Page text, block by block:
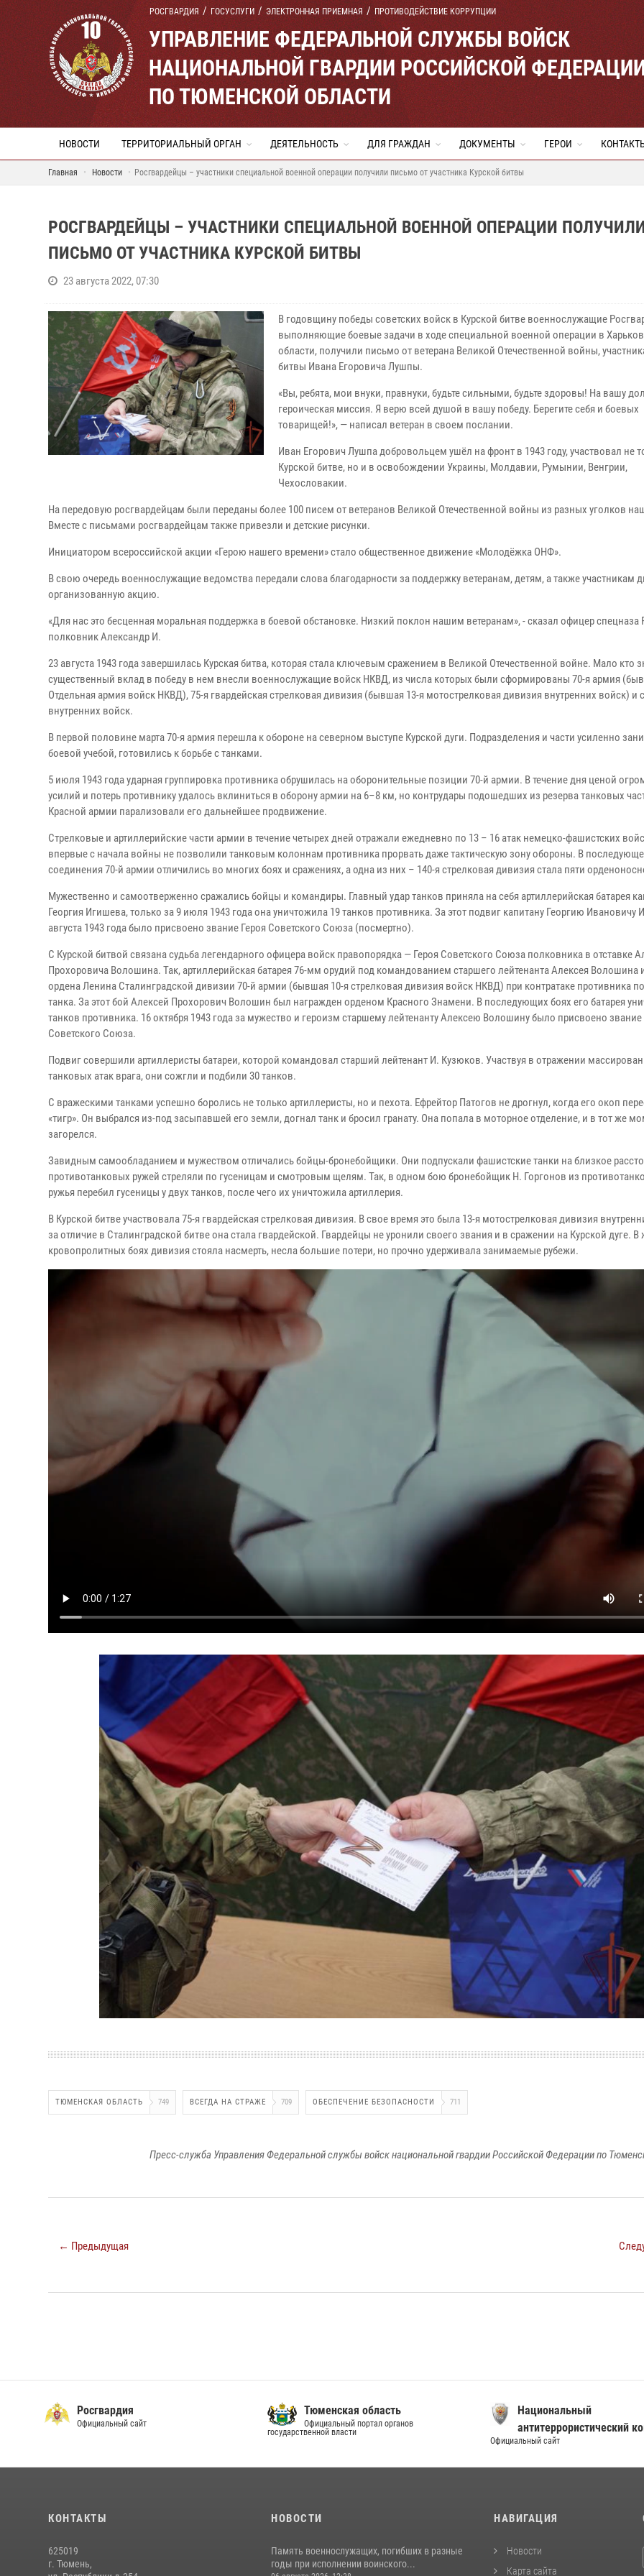
РОСГВАРДИЯ ГОСУСЛУГИ ЭЛЕКТРОННАЯ ПРИЕМНАЯ ПРОТИВОДЕЙСТВИЕ КОРРУПЦИИ
УПРАВЛЕНИЕ ФЕДЕРАЛЬНОЙ СЛУЖБЫ ВОЙСК
НАЦИОНАЛЬНОЙ ГВАРДИИ РОССИЙСКОЙ
ПО ТЮМЕНСКОЙ ОБЛАСТИ
НОВОСТИ ТЕРРИТОРИАЛЬНЫЙ ОРГАН ДЕЯТЕЛЬНОСТЬ ДЛЯ ГРАЖДАН ДОКУМЕНТЫ ГЕРОИ
Главная Новости Росгвардейцы – участники специальной военной операции получили письмо от участника Курской битвы
РОСГВАРДЕЙЦЫ – УЧАСТНИКИ СПЕЦИАЛЬНОЙ ВОЕННОЙ ОПЕРАЦИИ
ПИСЬМО ОТ УЧАСТНИКА КУРСКОЙ БИТВЫ
23 августа 2022, 07:30
В годовщину победы советских войск в Курской битве военнослужащие
выполняющие боевые задачи в ходе специальной военной операции в
области, получили письмо от ветерана Великой Отечественной войны,
битвы Ивана Егоровича Лушпы.
«Вы, ребята, мои внуки, правнуки, будьте сильными, будьте здоровы! На вашу
героическая миссия. Я верю всей душой в вашу победу. Берегите себя и боевых
товарищей!», — написал ветеран в своем послании.
Иван Егорович Лушпа добровольцем ушёл на фронт в 1943 году, участвовал не
Курской битве, но и в освобождении Украины, Молдавии, Румынии, Венгрии,
Чехословакии.
На передовую росгвардейцам были переданы более 100 писем от ветеранов Великой Отечественной войны из разных уголков
Вместе с письмами росгвардейцам также привезли и детские рисунки.
Инициатором всероссийской акции «Герою нашего времени» стало общественное движение «Молодёжка ОНФ».
В свою очередь военнослужащие ведомства передали слова благодарности за поддержку ветеранам, детям, а также участникам
организованную акцию.
«Для нас это бесценная моральная поддержка в боевой обстановке. Низкий поклон нашим ветеранам», - сказал офицер спецназа
полковник Александр И.
23 августа 1943 года завершилась Курская битва, которая стала ключевым сражением в Великой Отечественной войне. Мало кто
существенный вклад в победу в нем внесли военнослужащие войск НКВД, из числа которых были сформированы 70-я армия
Отдельная армия войск НКВД), 75-я гвардейская стрелковая дивизия (бывшая 13-я мотострелковая дивизия внутренних войск) и
внутренних войск.
В первой половине марта 70-я армия перешла к обороне на северном выступе Курской дуги. Подразделения и части усиленно
боевой учебой, готовились к борьбе с танками.
5 июля 1943 года ударная группировка противника обрушилась на оборонительные позиции 70-й армии. В течение дня ценой
усилий и потерь противнику удалось вклиниться в оборону армии на 6–8 км, но контрудары подошедших из резерва танковых
Красной армии парализовали его дальнейшее продвижение.
Стрелковые и артиллерийские части армии в течение четырех дней отражали ежедневно по 13 – 16 атак немецко-фашистских
впервые с начала войны не позволили танковым колоннам противника прорвать даже тактическую зону обороны. В
соединения 70-й армии отличились во многих боях и сражениях, а одна из них – 140-я стрелковая дивизия стала пяти
Мужественно и самоотверженно сражались бойцы и командиры. Главный удар танков приняла на себя артиллерийская батарея
Георгия Игишева, только за 9 июля 1943 года она уничтожила 19 танков противника. За этот подвиг капитану Георгию Ивановичу
августа 1943 года было присвоено звание Героя Советского Союза (посмертно).
С Курской битвой связана судьба легендарного офицера войск правопорядка — Героя Советского Союза полковника в отставке
Прохоровича Волошина. Так, артиллерийская батарея 76-мм орудий под командованием старшего лейтенанта Алексея Волошина
ордена Ленина Сталинградской дивизии 70-й армии (бывшая 10-я стрелковая дивизия войск НКВД) при контратаке противника
танка. За этот бой Алексей Прохорович Волошин был награжден орденом Красного Знамени. В последующих боях его батарея
танков противника. 16 октября 1943 года за мужество и героизм старшему лейтенанту Алексею Волошину было присвоено звание
Советского Союза.
Подвиг совершили артиллеристы батареи, которой командовал старший лейтенант И. Кузюков. Участвуя в отражении
танковых атак врага, они сожгли и подбили 30 танков.
С вражескими танками успешно боролись не только артиллеристы, но и пехота. Ефрейтор Патогов не дрогнул, когда его окоп
«тигр». Он выбрался из-под засыпавшей его земли, догнал танк и бросил гранату. Она попала в моторное отделение, и в тот же
загорелся.
Завидным самообладанием и мужеством отличались бойцы-бронебойщики. Они подпускали фашистские танки на близкое
противотанковых ружей стреляли по гусеницам и смотровым щелям. Так, в одном бою бронебойщик Н. Горгонов из
ружья перебил гусеницы у двух танков, после чего их уничтожила артиллерия.
В Курской битве участвовала 75-я гвардейская стрелковая дивизия. В свое время это была 13-я мотострелковая дивизия
за отличие в Сталинградской битве она стала гвардейской. Гвардейцы не уронили своего звания и в сражении на Курской дуге. В
кровопролитных боях дивизия стояла насмерть, несла большие потери, но прочно удерживала занимаемые рубежи.
ТЮМЕНСКАЯ ОБЛАСТЬ 749 ВСЕГДА НА СТРАЖЕ 709 ОБЕСПЕЧЕНИЕ БЕЗОПАСНОСТИ 711
Пресс-служба Управления Федеральной службы войск национальной гвардии Российской Федерации по
← Предыдущая
Росгвардия
Официальный сайт
Тюменская область
Официальный портал органов
государственной власти
Национальный
антитеррористический
Официальный сайт
КОНТАКТЫ
625019
г. Тюмень,
НОВОСТИ
Память военнослужащих, погибших в разные
годы при исполнении воинского...
НАВИГАЦИЯ
Новости
Карта сайта